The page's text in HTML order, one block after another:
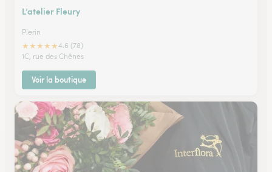
L’atelier Fleury
Plerin
★★★★★4.6 (78)
1C, rue des Chênes
Voir la boutique